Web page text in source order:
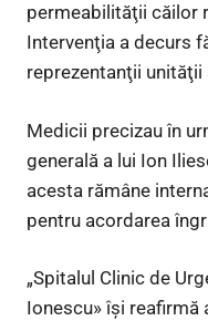
permeabilităţii căilor
Intervenţia a decurs
reprezentanţii
Medicii precizau în
generală a lui Ion
acesta rămâne
pentru acordarea
„Spitalul Clinic de
Ionescu» îşi reafirmă